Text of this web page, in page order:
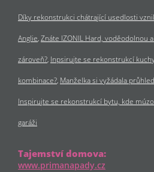
Díky rekonstrukci chátrající usedlosti
Anglie Znáte IZONIL Hard, voděodolnou
zároveň? Inpsirujte se rekonstrukcí
kombinace? Manželka si vyžádala
Inspirujte se rekonstrukcí bytu, kde
garáži
Tajemství domova:
www.primanapady.cz